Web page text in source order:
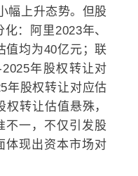
幅上升态势。但股
：阿里2023年、
值均为40亿元；联
年股权转让对
年股权转让对应估
转让估值悬殊，
不一，不仅引发股
体现出资本市场对